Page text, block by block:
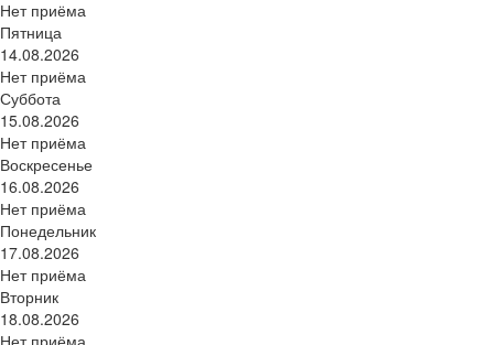
Нет приёма
Пятница
14.08.2026
Нет приёма
Суббота
15.08.2026
Нет приёма
Воскресенье
16.08.2026
Нет приёма
Понедельник
17.08.2026
Нет приёма
Вторник
18.08.2026
Нет приёма